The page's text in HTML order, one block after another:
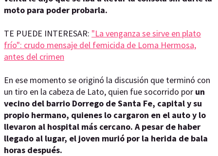
moto para poder probarla.
TE PUEDE INTERESAR: "La venganza se sirve en plato
frío": crudo mensaje del femicida de Loma Hermosa,
antes del crimen
En ese momento se originó la discusión que terminó con
un tiro en la cabeza de Lato, quien fue socorrido por un
vecino del barrio Dorrego de Santa Fe, capital y su
propio hermano, quienes lo cargaron en el auto y lo
llevaron al hospital más cercano. A pesar de haber
llegado al lugar, el joven murió por la herida de bala
horas después.